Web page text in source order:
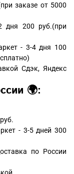
заказе от 5000
200 руб.(при
- 3-4 дня 100
Сдэк, Яндекс
🌍:
- 3-5 дней 300
по России